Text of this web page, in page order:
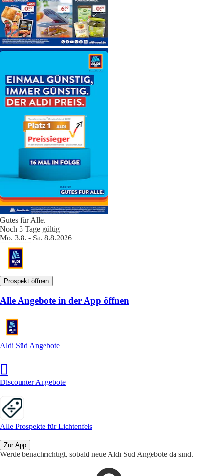
Gutes für Alle.
Noch 3 Tage gültig
Mo. 3.8. - Sa. 8.8.2026
Prospekt öffnen
Alle Angebote in der App öffnen
Aldi Süd Angebote
Discounter Angebote
Alle Prospekte für Lichtenfels
Zur App
Werde benachrichtigt, sobald neue Aldi Süd Angebote da sind.